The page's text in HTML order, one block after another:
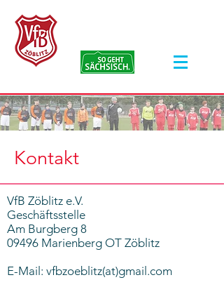
Kontakt
VfB Zöblitz e.V.
Geschäftsstelle
Am Burgberg 8
09496 Marienberg OT Zöblitz
E-Mail: vfbzoeblitz(at)gmail.com